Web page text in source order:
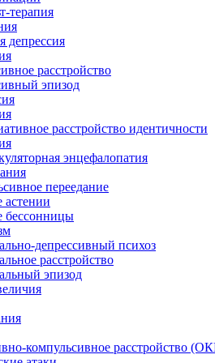
терапия
депрессия
расстройство
эпизод
расстройство идентичности
энцефалопатия
переедание
астении
бессонницы
депрессивный психоз
расстройство
эпизод
компульсивное расстройство